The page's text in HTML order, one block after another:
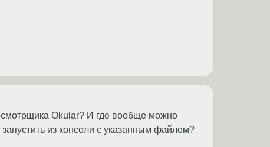
Okular? И где вообще можно
из консоли с указанным файлом?